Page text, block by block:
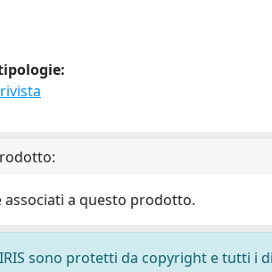
associati a questo prodotto.
sono protetti da copyright e tutti i